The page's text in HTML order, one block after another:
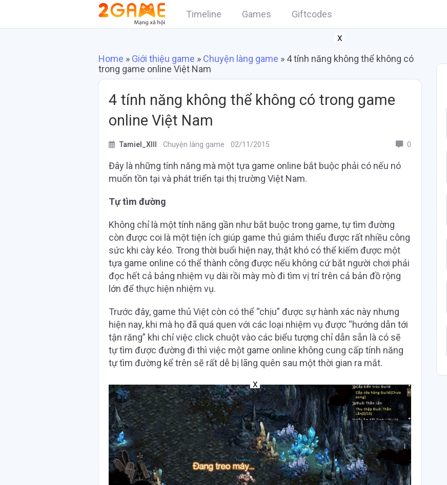
Timeline Games Giftcodes
X
Home » Giới thiệu game » Chuyện làng game » 4 tính năng không thể không có
trong game online Việt Nam
4 tính năng không thể không có trong game
online Việt Nam
Tamiel_XIII Chuyện làng game 02/11/2015 0
Đây là những tính năng mà một tựa game online bắt buộc phải có nếu nó
muốn tồn tại và phát triển tại thị trường Việt Nam.
Tự tìm đường
Không chỉ là một tính năng gần như bắt buộc trong game, tự tìm đường
còn được coi là một tiện ích giúp game thủ giảm thiểu được rất nhiều công
sức khi cày kéo. Trong thời buổi hiện nay, thật khó có thể kiếm được một
tựa game online có thể thành công được nếu không cứ bắt người chơi phải
đọc hết cả bảng nhiệm vụ dài rồi mày mò đi tìm vị trí trên cả bản đồ rộng
lớn để thực hiện nhiệm vụ.
Trước đây, game thủ Việt còn có thể “chịu” được sự hành xác này nhưng
hiện nay, khi mà họ đã quá quen với các loại nhiệm vụ được “hướng dẫn tới
tận răng” khi chỉ việc click chuột vào các biểu tượng chỉ dẫn sẵn là có sẽ
tự tìm được đường đi thì việc một game online không cung cấp tính năng
tự tìm đường kể trên sẽ rất dễ bị lãng quên sau một thời gian ra mắt.
X